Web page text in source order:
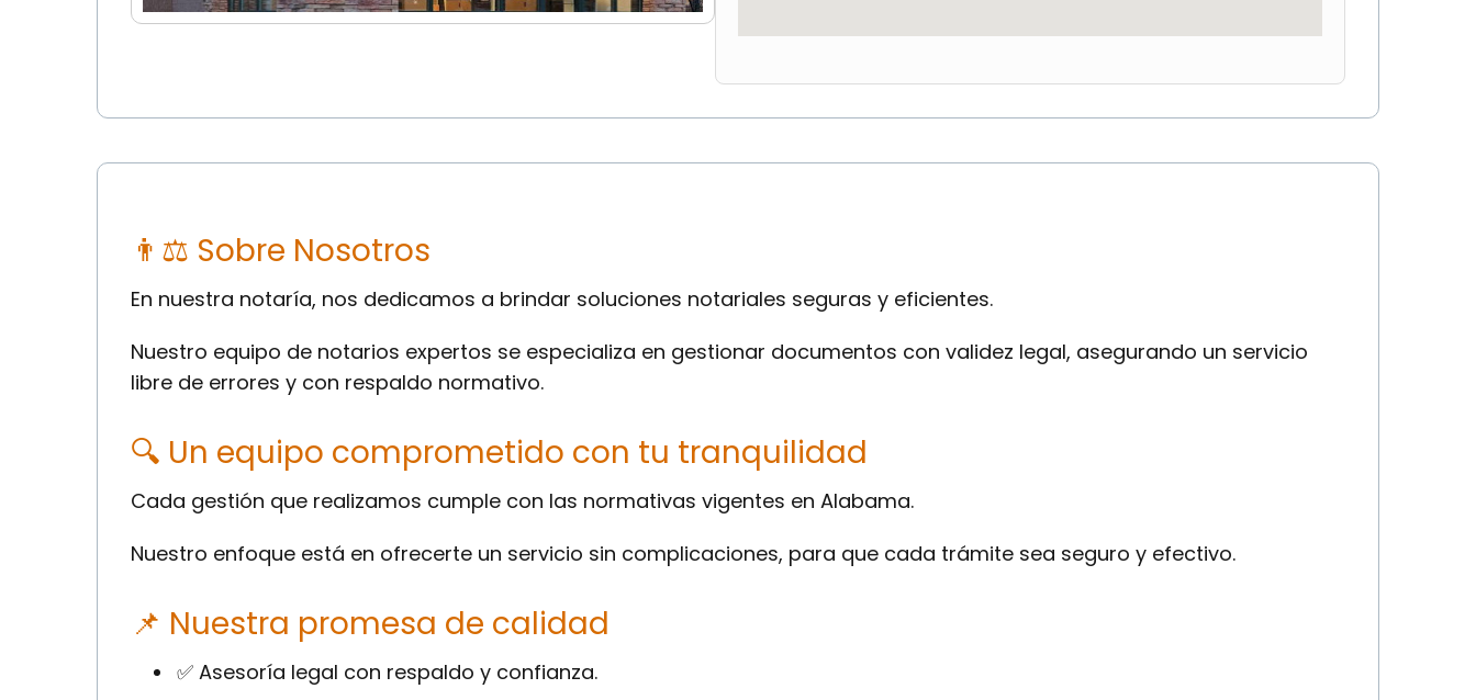
👨⚖ Sobre Nosotros
En nuestra notaría, nos dedicamos a brindar soluciones notariales seguras y eficientes.
Nuestro equipo de notarios expertos se especializa en gestionar documentos con validez legal, asegurando un servicio
libre de errores y con respaldo normativo.
🔍 Un equipo comprometido con tu tranquilidad
Cada gestión que realizamos cumple con las normativas vigentes en Alabama.
Nuestro enfoque está en ofrecerte un servicio sin complicaciones, para que cada trámite sea seguro y efectivo.
📌 Nuestra promesa de calidad
✅ Asesoría legal con respaldo y confianza.